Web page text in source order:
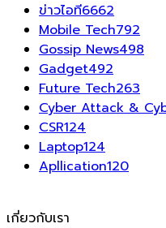
ข่าวไอที6662
Mobile Tech792
Gossip News498
Gadget492
Future Tech263
Cyber Attack &
CSR124
Laptop124
Apllication120
เกี่ยวกับเรา